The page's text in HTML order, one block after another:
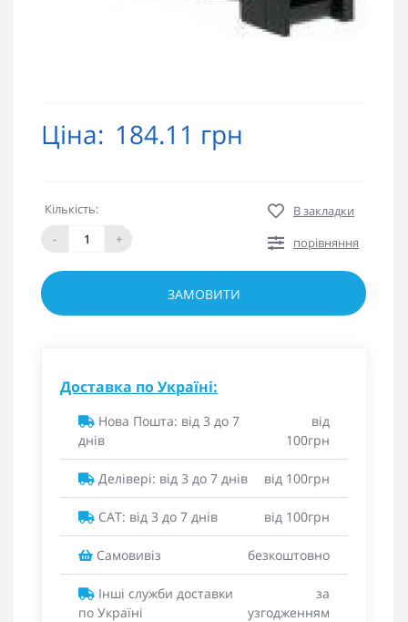
Ціна: 184.11 грн
Кількість:
-
+
В закладки
порівняння
ЗАМОВИТИ
Доставка по Україні:
Нова Пошта: від 3 до 7
днів
від
100грн
Делівері: від 3 до 7 днів від 100грн
САТ: від 3 до 7 днів від 100грн
Самовивіз безкоштовно
Інші служби доставки
по Україні
за
узгодженням